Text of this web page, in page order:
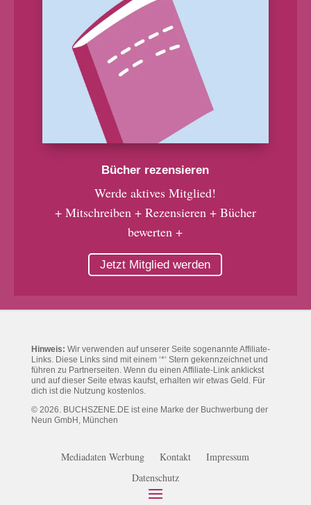
Bücher rezensieren
Werde aktives Mitglied!
+ Mitschreiben + Rezensieren + Bücher
bewerten +
Jetzt Mitglied werden
Hinweis: Wir verwenden auf unserer Seite sogenannte Affiliate-
Links. Diese Links sind mit einem ‘*‘ Stern gekennzeichnet und
führen zu Partnerseiten. Wenn du einen Affiliate-Link anklickst
und auf dieser Seite etwas kaufst, erhalten wir etwas Geld. Für
dich ist die Nutzung kostenlos.
© 2026. BUCHSZENE.DE ist eine Marke der Buchwerbung der
Neun GmbH, München
Mediadaten Werbung Kontakt
Impressum
Datenschutz